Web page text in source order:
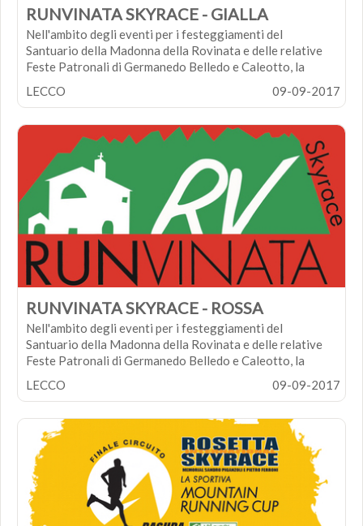
RUNVINATA SKYRACE - GIALLA
Nell'ambito degli eventi per i festeggiamenti del
Santuario della Madonna della Rovinata e delle relative
Feste Patronali di Germanedo Belledo e Caleotto, la
competitiva aperta a tutti su tre diversi percorsi sui
partono dalle ultime case dei rioni lecchesi per arrivare
fino ai 1241mt del Magnodeno, sotto l'imponente
bastionata del Resegone.
LECCO 09-09-2017
RUNVINATA SKYRACE - ROSSA
Nell'ambito degli eventi per i festeggiamenti del
Santuario della Madonna della Rovinata e delle relative
Feste Patronali di Germanedo Belledo e Caleotto, la
competitiva aperta a tutti su tre diversi percorsi sui
partono dalle ultime case dei rioni lecchesi per arrivare
fino ai 1241mt del Magnodeno, sotto l'imponente
bastionata del Resegone.
LECCO 09-09-2017